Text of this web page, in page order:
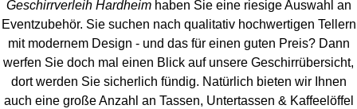
Geschirrverleih Hardheimhaben Sie eine riesige Auswahl an
Eventzubehör. Sie suchen nach qualitativ hochwertigen Tellern
mit modernem Design - und das für einen guten Preis? Dann
werfen Sie doch mal einen Blick auf unsere Geschirrübersicht,
dort werden Sie sicherlich fündig. Natürlich bieten wir Ihnen
auch eine große Anzahl an Tassen, Untertassen & Kaffeelöffel